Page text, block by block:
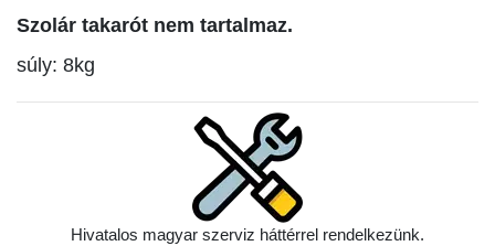
Szolár takarót nem tartalmaz.
súly: 8kg
Hivatalos magyar szerviz háttérrel rendelkezünk.